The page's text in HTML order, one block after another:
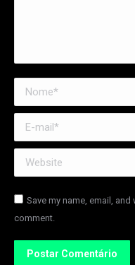
Nome *
E-mail *
Website
Save my name, email,
comment.
Postar Comentário